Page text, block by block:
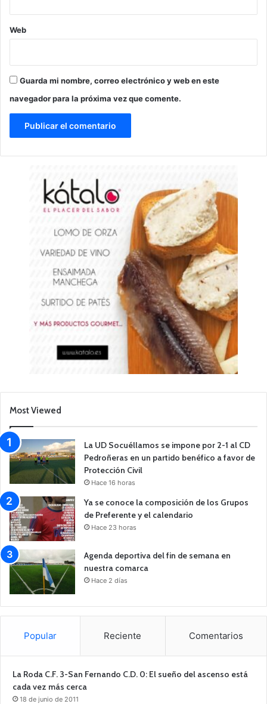
Web
Guarda mi nombre, correo electrónico y web en este
navegador para la próxima vez que comente.
Most Viewed
La UD Socuéllamos se impone por 2-1 al CD
Pedroñeras en un partido benéfico a favor de
Protección Civil
Hace 16 horas
Ya se conoce la composición de los Grupos
de Preferente y el calendario
Hace 23 horas
Agenda deportiva del fin de semana en
nuestra comarca
Hace 2 días
Popular Reciente Comentarios
La Roda C.F. 3-San Fernando C.D. 0: El sueño del ascenso está
cada vez más cerca
18 de junio de 2011